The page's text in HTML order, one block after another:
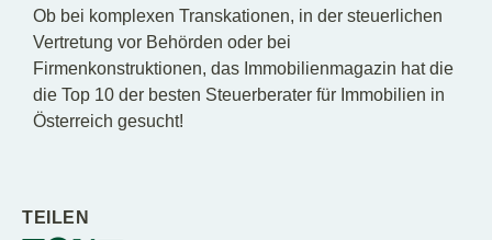
Ob bei komplexen Transkationen, in der steuerlichen
Vertretung vor Behörden oder bei
Firmenkonstruktionen, das Immobilienmagazin hat die
die Top 10 der besten Steuerberater für Immobilien in
Österreich gesucht!
TEILEN